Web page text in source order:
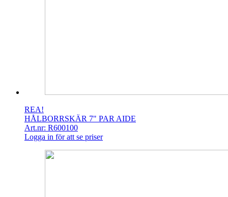
REA!
HÅLBORRSKÄR 7" PAR AIDE
Art.nr: R600100
Logga in för att se priser